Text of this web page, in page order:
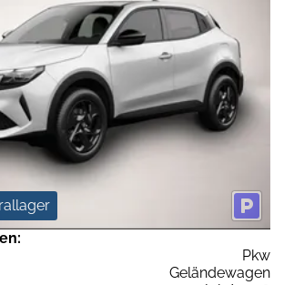
Pkw
Geländewagen